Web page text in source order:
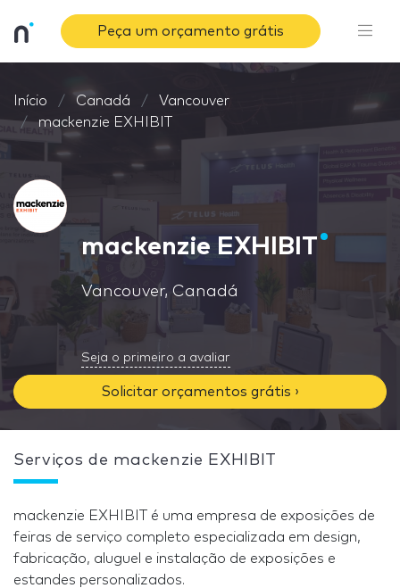
Peça um orçamento grátis
Início Canadá
Vancouver
mackenzie EXHIBIT
mackenzie EXHIBIT
Vancouver, Canadá
Seja o primeiro a avaliar
Solicitar orçamentos grátis ›
Serviços de mackenzie EXHIBIT
mackenzie EXHIBIT é uma empresa de exposições de
feiras de serviço completo especializada em design,
fabricação, aluguel e instalação de exposições e
estandes personalizados.